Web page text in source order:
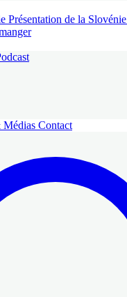
Présentation de la Slovénie
Médias Contact